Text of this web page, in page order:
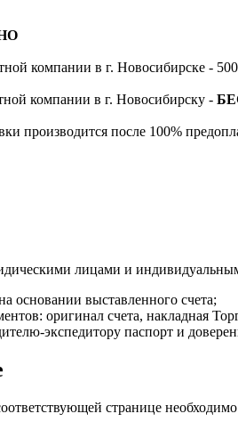
компании в г. Новосибирске -
компании в г. Новосибирску -
производится после 100%
лицами и
основании выставленного счета;
оригинал счета, накладная
экспедитору паспорт и
странице